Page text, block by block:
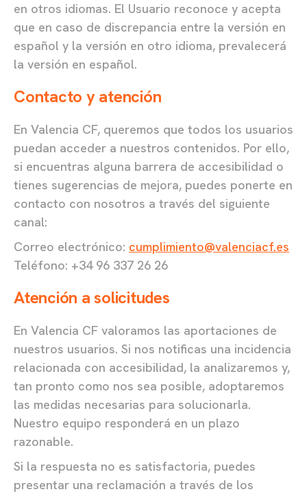
en otros idiomas. El Usuario reconoce y acepta
que en caso de discrepancia entre la versión en
español y la versión en otro idioma, prevalecerá
la versión en español.
Contacto y atención
En Valencia CF, queremos que todos los usuarios
puedan acceder a nuestros contenidos. Por ello,
si encuentras alguna barrera de accesibilidad o
tienes sugerencias de mejora, puedes ponerte en
contacto con nosotros a través del siguiente
canal:
Correo electrónico: cumplimiento@valenciacf.es
Teléfono: +34 96 337 26 26
Atención a solicitudes
En Valencia CF valoramos las aportaciones de
nuestros usuarios. Si nos notificas una incidencia
relacionada con accesibilidad, la analizaremos y,
tan pronto como nos sea posible, adoptaremos
las medidas necesarias para solucionarla.
Nuestro equipo responderá en un plazo
razonable.
Si la respuesta no es satisfactoria, puedes
presentar una reclamación a través de los